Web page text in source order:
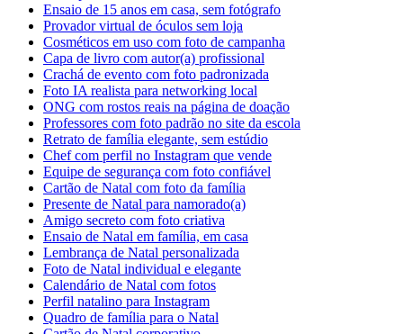
Ensaio de 15 anos em casa, sem fotógrafo
Provador virtual de óculos sem loja
Cosméticos em uso com foto de campanha
Capa de livro com autor(a) profissional
Crachá de evento com foto padronizada
Foto IA realista para networking local
ONG com rostos reais na página de doação
Professores com foto padrão no site da escola
Retrato de família elegante, sem estúdio
Chef com perfil no Instagram que vende
Equipe de segurança com foto confiável
Cartão de Natal com foto da família
Presente de Natal para namorado(a)
Amigo secreto com foto criativa
Ensaio de Natal em família, em casa
Lembrança de Natal personalizada
Foto de Natal individual e elegante
Calendário de Natal com fotos
Perfil natalino para Instagram
Quadro de família para o Natal